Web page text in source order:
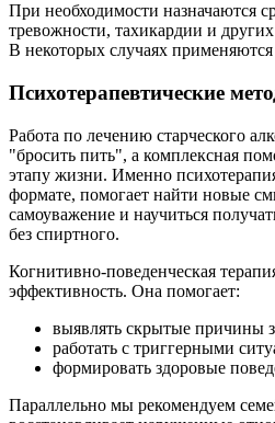
При необходимости назначаются
тревожности, тахикардии и
В некоторых случаях
Психотерапевтические
Работа по лечению старческого
"бросить пить", а комплексная
этапу жизни. Именно
формате, помогает найти новые
самоуважение и научиться
без спиртного.
Когнитивно-поведенческая
эффективность. Она помогает:
выявлять скрытые причины
работать с триггерными
формировать здоровые
Параллельно мы рекомендуем